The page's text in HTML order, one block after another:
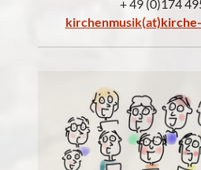
+ 49 (0)174